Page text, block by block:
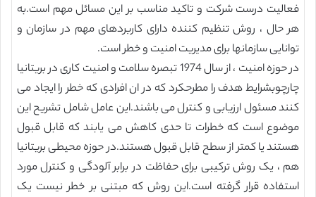
فعالیت درست شرکت و تاکید مناسب بر این مسائل مهم است.به
هر حال ، روش تنظیم کننده دارای کاربردهای مهم در سازمان و
توانایی سازمانها برای مدیریت امنیت و خطر است.
در حوزه امنیت ، از سال 1974 تبصره سلامت و امنیت کاری در بریتانیا
چارچوبشرایط هدف را مطرحکرد که در ان افرادی که خطر را ایجاد می
کنند مسئول ارزیابی و کنترل می باشند.این عامل شامل تشریح این
موضوع است که خطرات تا حدی کاهش می یابند که قابل قبول
هستند یا کمتر از سطح قابل قبول هستند.در حوزه محیطی بریتانیا
هم ، یک روش ترکیبی برای حفاظت در برابر آلودگی و کنترل مورد
استفاده قرار گرفته است.این روش که مبتنی بر خطر نیست یک